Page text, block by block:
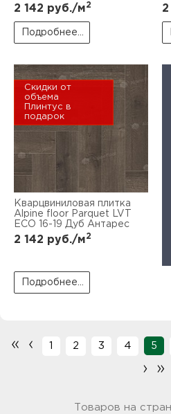
2 142 руб./м2
Подробнее...
2
Скидки от
объема
Плинтус в
подарок
Кварцвиниловая плитка
Alpine floor Parquet LVT
ECO 16-19 Дуб Антарес
2 142 руб./м2
Подробнее...
« ‹ 1 2 3 4 5
› »
Товаров на